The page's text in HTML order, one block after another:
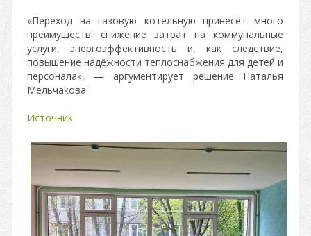
«Переход на газовую котельную принесёт много
преимуществ: снижение затрат на коммунальные
услуги, энергоэффективность и, как следствие,
повышение надёжности теплоснабжения для детей и
персонала», — аргументирует решение Наталья
Мельчакова.
Источник